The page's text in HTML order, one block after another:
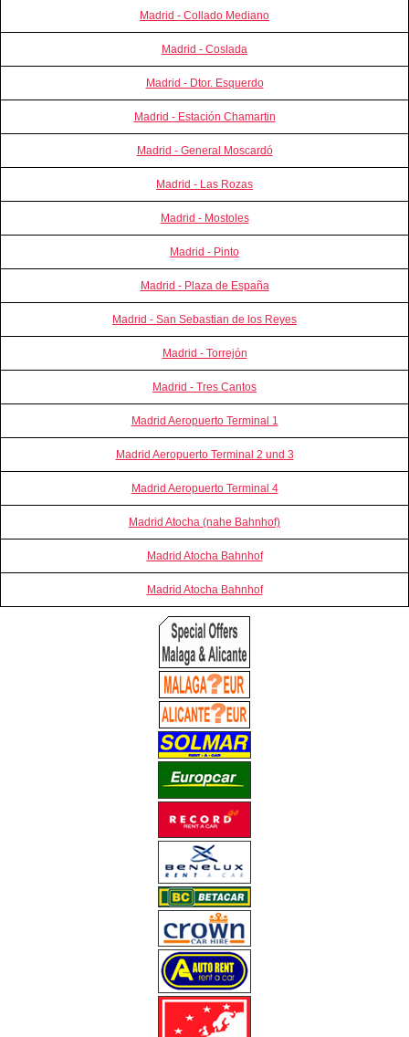
Madrid - Collado Mediano
Madrid - Coslada
Madrid - Dtor. Esquerdo
Madrid - Estación Chamartin
Madrid - General Moscardó
Madrid - Las Rozas
Madrid - Mostoles
Madrid - Pinto
Madrid - Plaza de España
Madrid - San Sebastian de los Reyes
Madrid - Torrejón
Madrid - Tres Cantos
Madrid Aeropuerto Terminal 1
Madrid Aeropuerto Terminal 2 und 3
Madrid Aeropuerto Terminal 4
Madrid Atocha (nahe Bahnhof)
Madrid Atocha Bahnhof
Madrid Atocha Bahnhof